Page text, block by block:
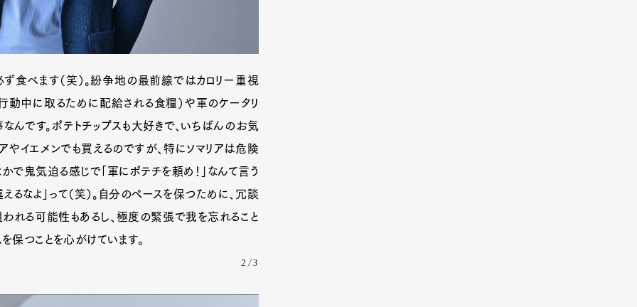
Cars Product
Lifestyle
Magazine Official Columnist
食べます（笑）。紛争地の最前線ではカロリー重視
動中に取るために配給される食糧）や軍のケータリ
です。ポテトチップスも大好きで、いちばんのお気
やイエメンでも買えるのですが、特にソマリアは危険
で鬼気迫る感じで「軍にポテチを頼め！」なんて言う
るなよ」って（笑）。自分のペースを保つために、冗談
れる可能性もあるし、極度の緊張で我を忘れること
保つことを心がけています。
2/3